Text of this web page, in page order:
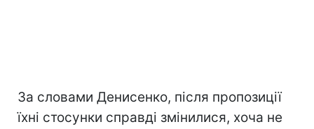
За словами Денисенко, після пропозиції
їхні стосунки справді змінилися, хоча не